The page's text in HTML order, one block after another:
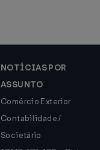
NOTÍCIAS POR
ASSUNTO
Comércio Exterior
Contabilidade /
Societário